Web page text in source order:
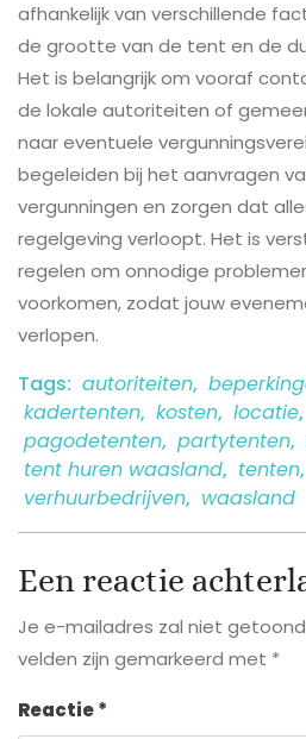
afhankelijk van verschillende
de grootte van de tent en de
Het is belangrijk om vooraf
de lokale autoriteiten of
naar eventuele
begeleiden bij het aanvragen
vergunningen en zorgen dat
regelgeving verloopt. Het is
regelen om onnodige
voorkomen, zodat jouw
verlopen.
Tags: autoriteiten,
kadertenten, kosten, locatie,
pagodetenten, partytenten,
tent huren waasland, tenten,
verhuurbedrijven, waasland
Een reactie
Je e-mailadres zal niet
velden zijn gemarkeerd met *
Reactie*